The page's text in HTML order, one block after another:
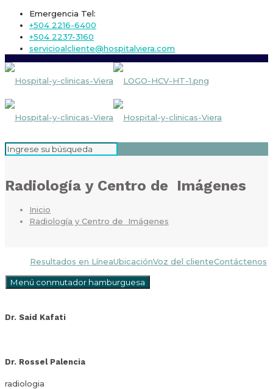
Emergencia Tel:
+504 2216-6400
+504 2237-3160
servicioalcliente@hospitalviera.com
Radiología y Centro de Imágenes
Inicio
Radiología y Centro de Imágenes
Resultados en LíneaUbicaciónVoz del clienteContáctenos
Menú conmutador hamburguesa
Dr. Said Kafati
Dr. Rossel Palencia
radiologia